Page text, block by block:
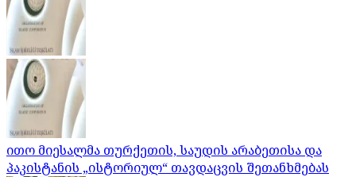
ითო მიესალმა თურქეთის, საუდის არაბეთისა და
პაკისტანის „ისტორიულ“ თავდაცვის შეთანხმებას